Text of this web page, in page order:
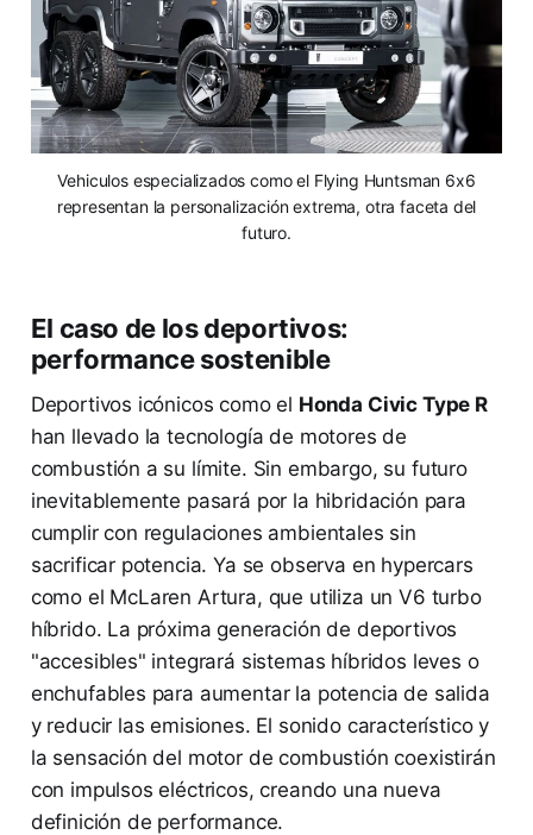
Vehiculos especializados como el Flying Huntsman 6x6
representan la personalización extrema, otra faceta del
futuro.
El caso de los deportivos:
performance sostenible
Deportivos icónicos como el Honda Civic Type R
han llevado la tecnología de motores de
combustión a su límite. Sin embargo, su futuro
inevitablemente pasará por la hibridación para
cumplir con regulaciones ambientales sin
sacrificar potencia. Ya se observa en hypercars
como el McLaren Artura, que utiliza un V6 turbo
híbrido. La próxima generación de deportivos
"accesibles" integrará sistemas híbridos leves o
enchufables para aumentar la potencia de salida
y reducir las emisiones. El sonido característico y
la sensación del motor de combustión coexistirán
con impulsos eléctricos, creando una nueva
definición de performance.